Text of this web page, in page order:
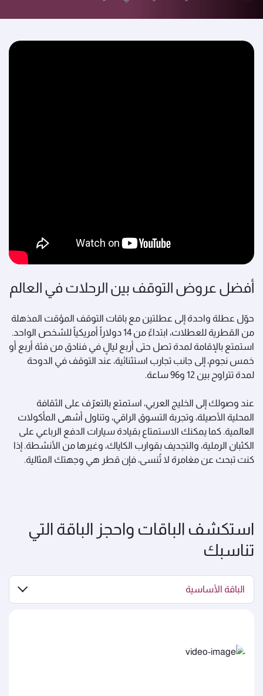
أفضل عروض التوقف بين الرحلات في العالم
حوّل عطلة واحدة إلى عطلتين مع باقات التوقف المؤقت المذهلة
من القطرية للعطلات، ابتداءً من 14 دولاراً أمريكياً للشخص الواحد.
استمتع بالإقامة لمدة تصل حتى أربع ليالٍ في فنادق من فئة أربع أو
خمس نجوم، إلى جانب تجارب استثنائية، عند التوقف في الدوحة
لمدة تتراوح بين 12 و96 ساعة.
عند وصولك إلى الخليج العربي، استمتع بالتعرّف على الثقافة
المحلية الأصيلة، وتجربة التسوق الراقي، وتناول أشهى المأكولات
العالمية. كما يمكنك الاستمتاع بقيادة سيارات الدفع الرباعي على
الكثبان الرملية، والتجديف بقوارب الكاياك، وغيرها من الأنشطة. إذا
كنت تبحث عن مغامرة لا تُنسى، فإن قطر هي وجهتك المثالية.
استكشف الباقات واحجز الباقة التي
تناسبك
الباقة الأساسية